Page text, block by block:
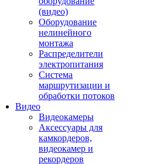
(видео)
Оборудование
нелинейного
монтажа
Распределители
электропитания
Система
маршрутизации и
обработки потоков
Видео
Видеокамеры
Аксессуары для
камкордеров,
видеокамер и
рекордеров